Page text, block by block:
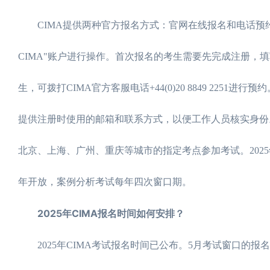
CIMA提供两种官方报名方式：官网在线报名和电话预
CIMA"账户进行操作。首次报名的考生需要先完成注册，
生，可拨打CIMA官方客服电话+44(0)20 8849 2251进行预
提供注册时使用的邮箱和联系方式，以便工作人员核实身
北京、上海、广州、重庆等城市的指定考点参加考试。
年开放，案例分析考试每年四次窗口期。
2025年CIMA报名时间如何安排？
2025年CIMA考试报名时间已公布。5月考试窗口的报名